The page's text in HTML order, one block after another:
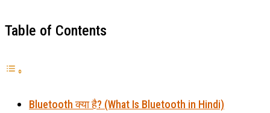
Table of Contents
Bluetooth क्या है? (What Is Bluetooth in Hindi)